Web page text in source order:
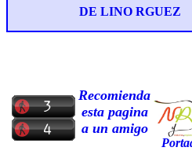
DE LINO RGUEZ
Recomienda
esta pagina
a un amigo